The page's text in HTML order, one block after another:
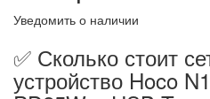
Уведомить о наличии
✅ Сколько стоит
устройство Hoco